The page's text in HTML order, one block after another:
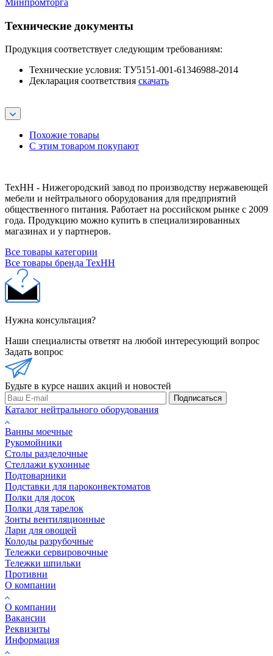
Минпромторга
Технические документы
Продукция соответствует следующим требованиям:
Технические условия: ТУ5151-001-61346988-2014
Декларация соответствия скачать
Похожие товары
С этим товаром покупают
ТехНН - Нижегородский завод по производству нержавеющей
мебели и нейтрального оборудования для предприятий
общественного питания. Работает на российском рынке с 2009
года. Продукцию можно купить в специализированных
магазинах и у партнеров.
Все товары категории
Все товары бренда ТехНН
Нужна консультация?
Наши специалисты ответят на любой интересующий вопрос
Задать вопрос
Будьте в курсе наших акций и новостей
Подписаться
Каталог нейтрального оборудования
Ванны моечные
Рукомойники
Столы разделочные
Стеллажи кухонные
Подтоварники
Подставки для пароконвектоматов
Полки для досок
Полки для тарелок
Зонты вентиляционные
Лари для овощей
Колоды разрубочные
Тележки сервировочные
Тележки шпильки
Противни
О компании
О компании
Вакансии
Реквизиты
Информация